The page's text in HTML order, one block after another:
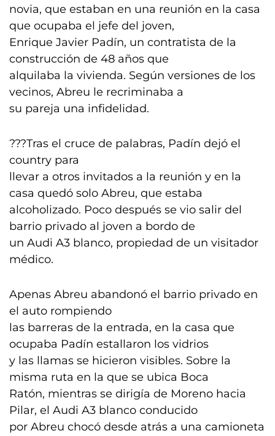
novia, que estaban en una reunión en la casa
que ocupaba el jefe del joven,
Enrique Javier Padín, un contratista de la
construcción de 48 años que
alquilaba la vivienda. Según versiones de los
vecinos, Abreu le recriminaba a
su pareja una infidelidad.
???Tras el cruce de palabras, Padín dejó el
country para
llevar a otros invitados a la reunión y en la
casa quedó solo Abreu, que estaba
alcoholizado. Poco después se vio salir del
barrio privado al joven a bordo de
un Audi A3 blanco, propiedad de un visitador
médico.
Apenas Abreu abandonó el barrio privado en
el auto rompiendo
las barreras de la entrada, en la casa que
ocupaba Padín estallaron los vidrios
y las llamas se hicieron visibles. Sobre la
misma ruta en la que se ubica Boca
Ratón, mientras se dirigía de Moreno hacia
Pilar, el Audi A3 blanco conducido
por Abreu chocó desde atrás a una camioneta